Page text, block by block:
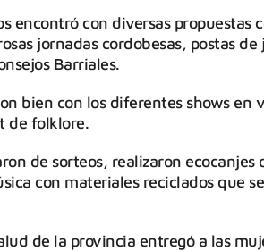
encontró con diversas propuestas
jornadas cordobesas, postas
Barriales.
bien con los diferentes shows en
de folklore.
de sorteos, realizaron
con materiales reciclados que
de la provincia entregó a las